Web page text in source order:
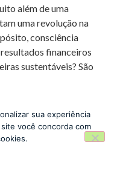
além de uma
uma revolução na
consciência
financeiros
sustentáveis? São
sua experiência
você concorda com